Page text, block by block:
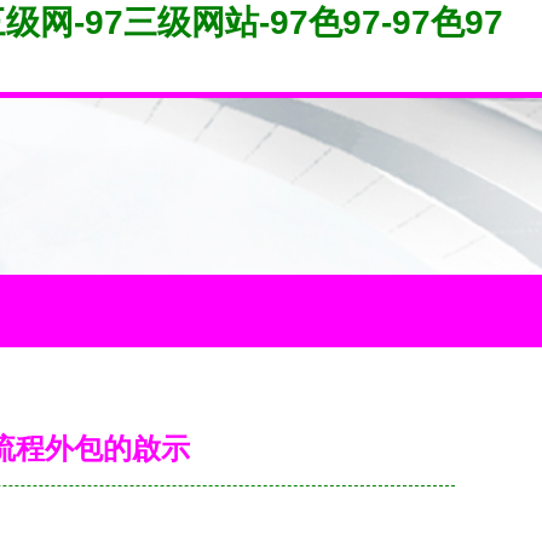
网-97三级网站-97色97-97色97
程外包的啟示